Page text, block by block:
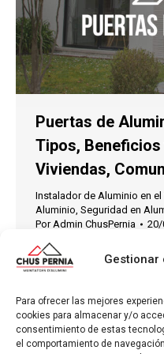
Gestionar
Para ofrecer las mejores
cookies para almacenar y/o
consentimiento de estas
el comportamiento de
Puertas de
Tipos,
Viviendas,
Instalador de Aluminio en el
Aluminio, Seguridad en
PorAdmin ChusPernia 20/
Puertas de Aluminio en
Beneficios y
aluminio se han
más utilizadas en
vecinos y comercios